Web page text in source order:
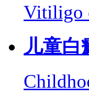
Vitiligo
儿童白